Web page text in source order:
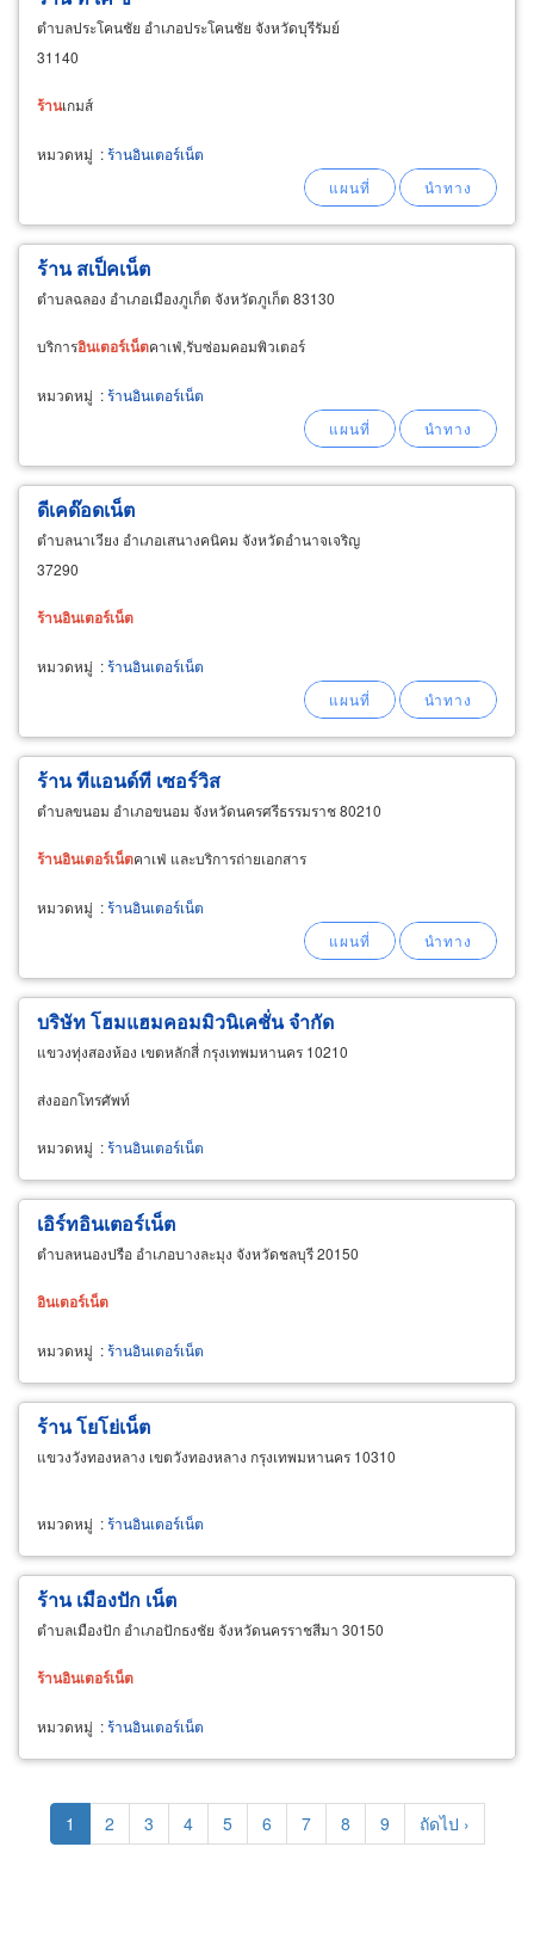
ตำบลประโคนชัย อำเภอประโคนชัย จังหวัดบุรีรัมย์
31140
ร้านเกมส์
หมวดหมู่ :ร้านอินเตอร์เน็ต
ร้าน สเป็คเน็ต
ตำบลฉลอง อำเภอเมืองภูเก็ต จังหวัดภูเก็ต 83130
บริการอินเตอร์เน็ตคาเฟ่,รับซ่อมคอมพิวเตอร์
หมวดหมู่ :ร้านอินเตอร์เน็ต
ดีเคด๊อดเน็ต
ตำบลนาเวียง อำเภอเสนางคนิคม จังหวัดอำนาจเจริญ
37290
ร้านอินเตอร์เน็ต
หมวดหมู่ :ร้านอินเตอร์เน็ต
ร้าน ทีแอนด์ที เซอร์วิส
ตำบลขนอม อำเภอขนอม จังหวัดนครศรีธรรมราช 80210
ร้านอินเตอร์เน็ตคาเฟ่ และบริการถ่ายเอกสาร
หมวดหมู่ :ร้านอินเตอร์เน็ต
บริษัท โฮมแฮมคอมมิวนิเคชั่น จำกัด
แขวงทุ่งสองห้อง เขตหลักสี่ กรุงเทพมหานคร 10210
ส่งออกโทรศัพท์
หมวดหมู่ :ร้านอินเตอร์เน็ต
เอิร์ทอินเตอร์เน็ต
ตำบลหนองปรือ อำเภอบางละมุง จังหวัดชลบุรี 20150
อินเตอร์เน็ต
หมวดหมู่ :ร้านอินเตอร์เน็ต
ร้าน โยโย่เน็ต
แขวงวังทองหลาง เขตวังทองหลาง กรุงเทพมหานคร 10310
หมวดหมู่ :ร้านอินเตอร์เน็ต
ร้าน เมืองปัก เน็ต
ตำบลเมืองปัก อำเภอปักธงชัย จังหวัดนครราชสีมา 30150
ร้านอินเตอร์เน็ต
หมวดหมู่ :ร้านอินเตอร์เน็ต
Pagination
Current
page
1 Page
2 Page
3 Page
4 Page
5 Page
6 Page
7 Page
8 Page
9
Next
page
ถัดไป ›